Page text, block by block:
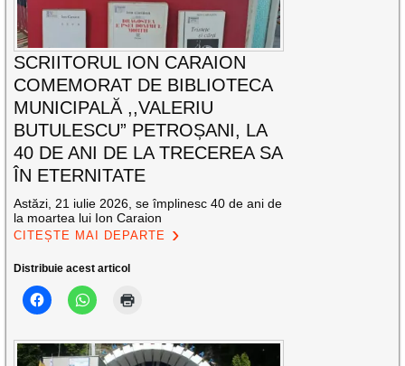
SCRIITORUL ION CARAION
COMEMORAT DE BIBLIOTECA
MUNICIPALĂ ,,VALERIU
BUTULESCU” PETROȘANI, LA
40 DE ANI DE LA TRECEREA SA
ÎN ETERNITATE
Astăzi, 21 iulie 2026, se împlinesc 40 de ani de
la moartea lui Ion Caraion
CITEȘTE MAI DEPARTE
Distribuie acest articol